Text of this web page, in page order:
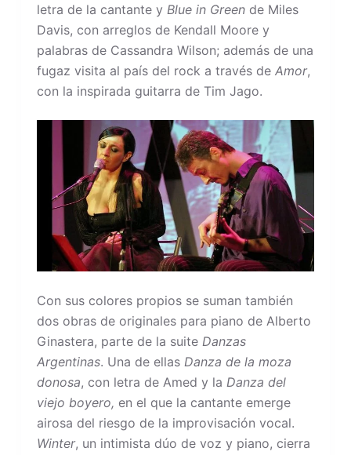
letra de la cantante y Blue in Green de Miles
Davis, con arreglos de Kendall Moore y
palabras de Cassandra Wilson; además de una
fugaz visita al país del rock a través de Amor,
con la inspirada guitarra de Tim Jago.
Con sus colores propios se suman también
dos obras de originales para piano de Alberto
Ginastera, parte de la suite Danzas
Argentinas. Una de ellasDanza de la moza
donosa, con letra de Amed y la Danza del
viejo boyero, en el que la cantante emerge
airosa del riesgo de la improvisación vocal.
Winter, un intimista dúo de voz y piano, cierra